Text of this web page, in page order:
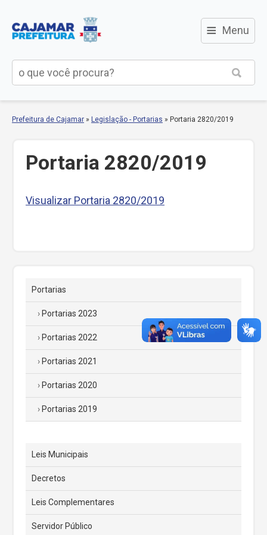
≡ Menu
Prefeitura de Cajamar » Legislação - Portarias » Portaria 2820/2019
Portaria 2820/2019
Visualizar Portaria 2820/2019
Portarias
Portarias 2023
Portarias 2022
Portarias 2021
Portarias 2020
Portarias 2019
Leis Municipais
Decretos
Leis Complementares
Servidor Público